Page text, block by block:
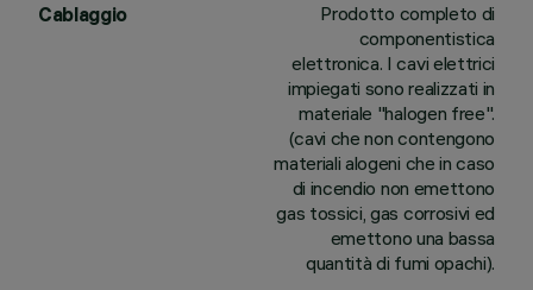
Cablaggio
Prodotto completo di
componentistica
elettronica. I cavi elettrici
impiegati sono realizzati in
materiale "halogen free".
(cavi che non contengono
materiali alogeni che in caso
di incendio non emettono
gas tossici, gas corrosivi ed
emettono una bassa
quantità di fumi opachi).